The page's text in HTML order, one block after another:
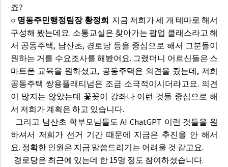
죠?
○ 명동주민행정팀장 황정희 지금 저희가 세 개 테마로 해서
구성해 봤는데요. 소통교실은 찾아가는 팝업 클래스라고 해
서 공동주택, 남산초, 경로당 등을 중심으로 해서 그분들이
원하는 거를 수요조사를 해봤어요. 그랬더니 어르신들은 스
마트폰 교육을 원하셨고, 공동주택은 의견을 줬는데, 저희
공동주택 쌍용플래티넘은 조금 소극적이시더라고요. 의견
이 많지는 않았는데 꽃꽂이 강좌나 이런 것들 중심으로 해
서 저희가 계획은 하고 있습니다.
그리고 남산초 학부모님들도 AI ChatGPT 이런 것들을 원
하셔서 저희가 선거 기간 때문에 지금은 추진을 안 해서
요. 정확한 인원은 지금 말씀드리기는 어려울 것 같고요.
경로당은 최근에 있는데 한 15명 정도 참여하셨습니다.